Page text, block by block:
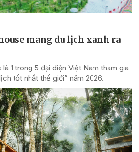
mang du lịch xanh ra
1 trong 5 đại diện Việt Nam tham gia
tốt nhất thế giới” năm 2026.